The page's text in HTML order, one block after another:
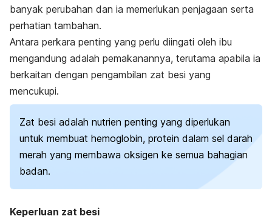
banyak perubahan dan ia memerlukan penjagaan serta
perhatian tambahan.
Antara perkara penting yang perlu diingati oleh ibu
mengandung adalah pemakanannya, terutama apabila ia
berkaitan dengan pengambilan zat besi yang
mencukupi.
Zat besi adalah nutrien penting yang diperlukan
untuk membuat hemoglobin, protein dalam sel darah
merah yang membawa oksigen ke semua bahagian
badan.
Keperluan zat besi